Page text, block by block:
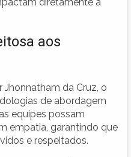
aos
da Cruz, o
de abordagem
equipes possam
empatia, garantindo que
e respeitados.